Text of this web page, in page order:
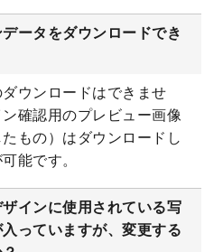
た。
講演会のチラシデザインテンプ
加しました。
ム・フィットネスクラブのチラ
ンプレート
ベルのデザインテンプレートを
ました。
洋長3、角2）のデザインテンプ
ータをダウンロードでき
ウンロードはできませ
確認用のプレビュー画像
たもの）はダウンロードし
能です。
インに使用されている写
っていますが、変更する